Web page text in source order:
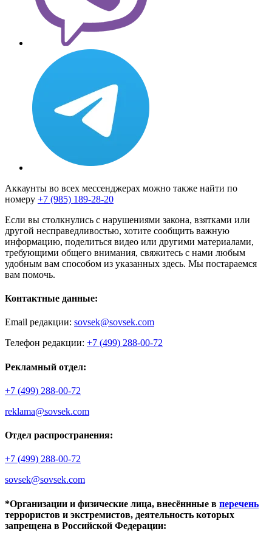
Аккаунты во всех мессенджерах можно также найти по
номеру +7 (985) 189-28-20
Если вы столкнулись с нарушениями закона, взятками или
другой несправедливостью, хотите сообщить важную
информацию, поделиться видео или другими материалами,
требующими общего внимания, свяжитесь с нами любым
удобным вам способом из указанных здесь. Мы постараемся
вам помочь.
Контактные данные:
Email редакции: sovsek@sovsek.com
Телефон редакции: +7 (499) 288-00-72
Рекламный отдел:
+7 (499) 288-00-72
reklama@sovsek.com
Отдел распространения:
+7 (499) 288-00-72
sovsek@sovsek.com
*Организации и физические лица, внесённные в перечень
террористов и экстремистов, деятельность которых
запрещена в Российской Федерации: